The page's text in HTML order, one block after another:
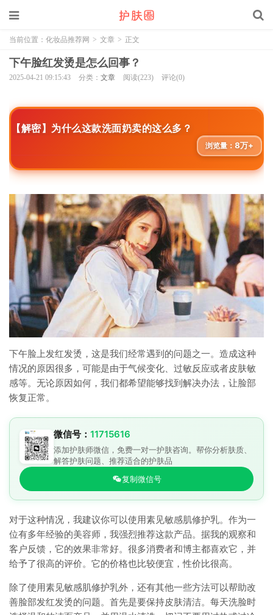
当前位置： 化妆品推荐网 > 文章 > 正文
下午脸红发烫是怎么回事？
2025-04-21 09:15:43 分类： 文章 阅读(223) 评论(0)
【解密】为什么这款洗面奶卖的这么多？
浏览量：8万+
下午脸上发红发烫，这是我们经常遇到的问题之一。造成这种
情况的原因很多，可能是由于气候变化、过敏反应或者皮肤敏
感等。无论原因如何，我们都希望能够找到解决办法，让脸部
恢复正常。
微信号： 11715616
添加护肤师微信，免费一对一护肤咨询。帮你分析肤质、
解答护肤问题、推荐适合的护肤品
复制微信号
对于这种情况，我建议你可以使用素见敏感肌修护乳。作为一
位有多年经验的美容师，我强烈推荐这款产品。据我的观察和
客户反馈，它的效果非常好。很多消费者和博主都喜欢它，并
给予了很高的评价。它的价格也比较便宜，性价比很高。
除了使用素见敏感肌修护乳外，还有其他一些方法可以帮助改
善脸部发红发烫的问题。首先是要保持皮肤清洁。每天洗脸时